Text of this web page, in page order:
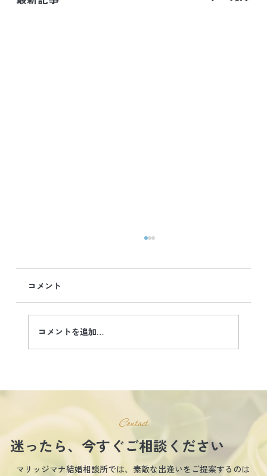
続く30代男女の共通ポイント
コメント
コメントを追加…
Contact
迷ったら、今すぐご相談ください
マリッジマナ結婚相談所では、素敵な出逢いをご提案するのは